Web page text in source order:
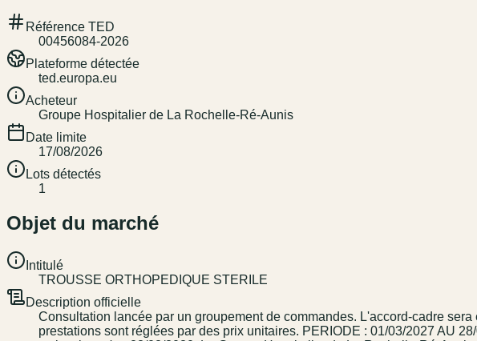
Référence TED
00456084-2026
Plateforme détectée
ted.europa.eu
Acheteur
Groupe Hospitalier de La Rochelle-Ré-Aunis
Date limite
17/08/2026
Lots détectés
1
Objet du marché
Intitulé
TROUSSE ORTHOPEDIQUE STERILE
Description officielle
Consultation lancée par un groupement de commandes. L'accord-cadre
prestations sont réglées par des prix unitaires. PERIODE : 01/03/2027 AU